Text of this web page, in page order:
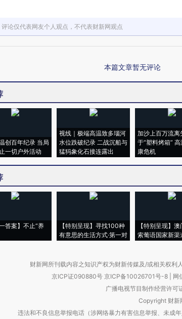
评论仅代表网友个人观点，不代表财新网观点
本篇文章暂无评论
创百年纪录 当局
一切户外活动
视线｜极端高温致多瑙河
水位跌破纪录 二战沉船与
猛犸象化石接连露出
加沙上百万流离
于“塑料烤箱”
康危机
一答案】不止“养
【特别呈现】寻找100种
有意思的生活方式·第一对
【特别呈现】
索葡语国家新渠
财新网所刊载内容之知识产权为财新传媒及/或相关权利
京ICP证090880号 京ICP备10026701号-8 网
广播电视节目制作经营许可
Copyright 财新
违法和不良信息举报电话（涉网络暴力有害信息举报、未